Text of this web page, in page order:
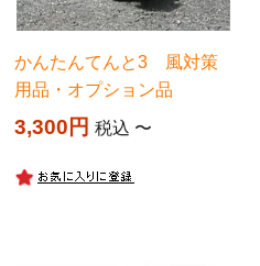
かんたんてんと3 風対策
用品・オプション品
3,300 税込 〜